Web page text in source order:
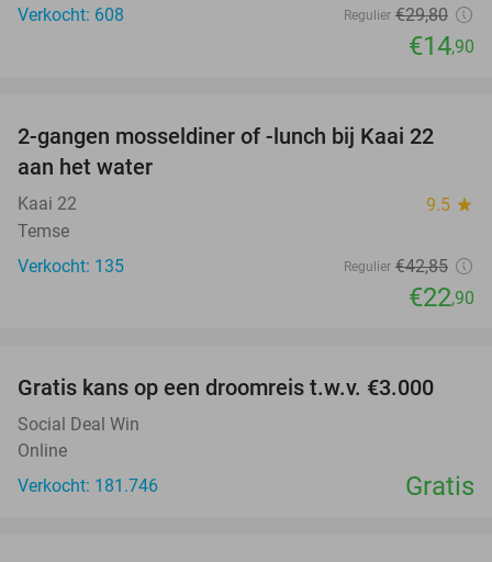
Verkocht: 608
Regulier €29,80
€14,90
47%
2-gangen mosseldiner of -lunch bij Kaai 22
aan het water
Kaai 22 9.5 star
Temse
Verkocht: 135
Regulier €42,85
€22,90
Gratis kans op een droomreis t.w.v. €3.000
Social Deal Win
Online
Verkocht: 181.746
Gratis